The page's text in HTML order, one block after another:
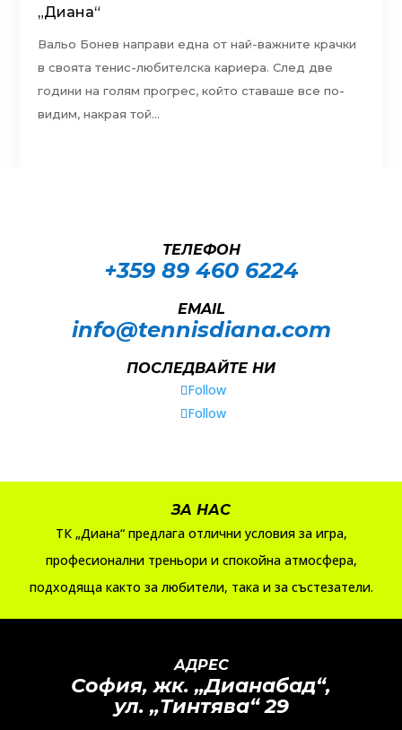
„Диана“
Вальо Бонев направи една от най-важните крачки
в своята тенис-любителска кариера. След две
години на голям прогрес, който ставаше все по-
видим, накрая той...
ТЕЛЕФОН
+359 89 460 6224­
EMAIL
info@tennisdiana.com
ПОСЛЕДВАЙТЕ НИ
Follow
Follow
ЗА НАС
ТК „Диана“ предлага отлични условия за игра,
професионални треньори и спокойна атмосфера,
подходяща както за любители, така и за състезатели.
АДРЕС
София, жк. „Дианабад“,
ул. „Тинтява“29